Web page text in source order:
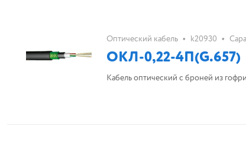
Оптический кабель • k20930 •
ОКЛ-0,22-4П(G.657)
Кабель оптический с броней из